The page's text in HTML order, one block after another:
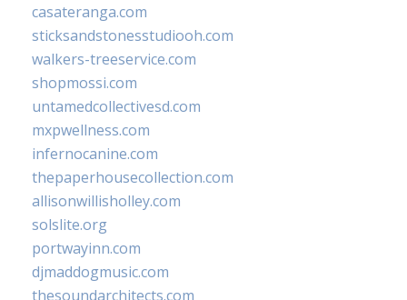
casateranga.com
sticksandstonesstudiooh.com
walkers-treeservice.com
shopmossi.com
untamedcollectivesd.com
mxpwellness.com
infernocanine.com
thepaperhousecollection.com
allisonwillisholley.com
solslite.org
portwayinn.com
djmaddogmusic.com
thesoundarchitects.com